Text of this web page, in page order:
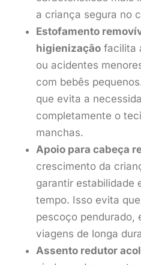
a criança segura no
Estofamento
higienização facilita
ou acidentes
com bebês
que evita a
completamente o
manchas.
Apoio para cabeça
crescimento da
garantir estabilidade
tempo. Isso evita
pescoço pendurado,
viagens de longa
Assento redutor